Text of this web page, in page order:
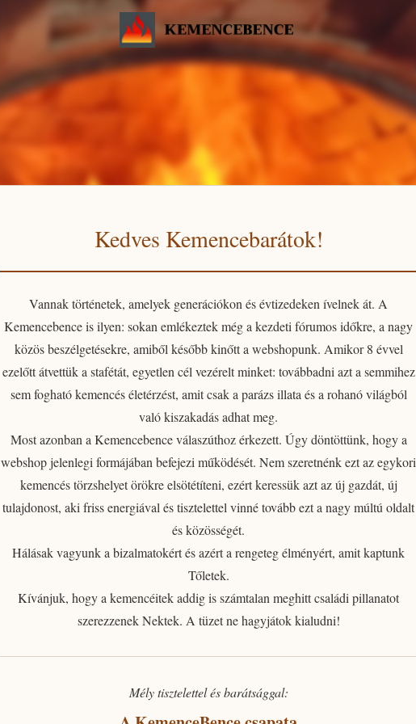
Kedves Kemencebarátok!
Vannak történetek, amelyek generációkon és évtizedeken ívelnek át. A
Kemencebenceis ilyen: sokan emlékeztek még a kezdeti fórumos időkre, a nagy
közös beszélgetésekre, amiből később kinőtt a webshopunk. Amikor 8 évvel
ezelőtt átvettük a stafétát, egyetlen cél vezérelt minket: továbbadni azt a semmihez
sem foghatókemencés életérzést, amit csak a parázs illata és a rohanó világból
való kiszakadás adhat meg.
Most azonban a Kemencebence válaszúthoz érkezett. Úgy döntöttünk, hogy a
webshop jelenlegi formájában befejezi működését. Nem szeretnénk ezt az egykori
kemencés törzshelyet örökre elsötétíteni, ezértkeressük azt az új gazdát, új
tulajdonost, aki friss energiával és tisztelettel vinné tovább ezt a nagy múltú oldalt
és közösségét.
Hálásak vagyunk a bizalmatokértés azért a rengeteg élményért, amit kaptunk
Tőletek.
Kívánjuk, hogy a kemencéitek addig is számtalan meghitt családi pillanatot
szerezzenek Nektek. A tüzet ne hagyjátok kialudni!
Mély tisztelettel és barátsággal: